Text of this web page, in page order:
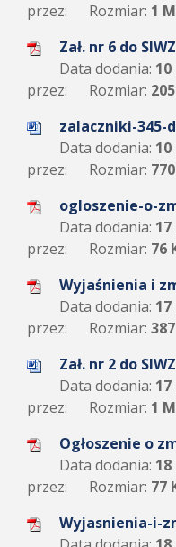
przez:
Rozmiar: 1
Zał. nr 6 do
Data dodania:
przez:
Rozmiar:
zalaczniki-345-
Data dodania:
przez:
Rozmiar:
ogloszenie-o-
Data dodania:
przez:
Rozmiar: 76
Wyjaśnienia i
Data dodania:
przez:
Rozmiar:
Zał. nr 2 do
Data dodania:
przez:
Rozmiar: 1
Ogłoszenie o
Data dodania:
przez:
Rozmiar: 77
Wyjasnienia-i-